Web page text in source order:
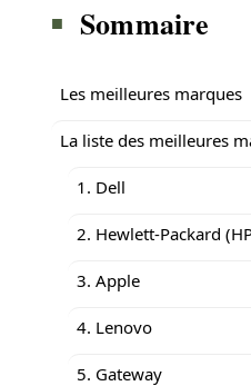
Sommaire
Les meilleures marques
La liste des meilleures
1. Dell
2. Hewlett-Packard
3. Apple
4. Lenovo
5. Gateway